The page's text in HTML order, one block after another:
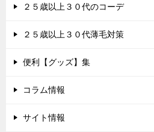
２５歳以上３０代のコーデ
２５歳以上３０代薄毛対策
便利【グッズ】集
コラム情報
サイト情報